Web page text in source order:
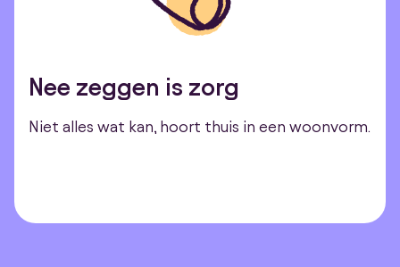
Nee zeggen is zorg
Niet alles wat kan, hoort thuis in een woonvorm.